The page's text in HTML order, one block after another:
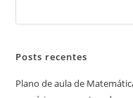
Posts recentes
Plano de aula de